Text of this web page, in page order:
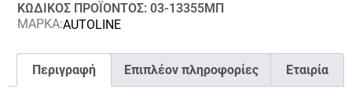
ΚΩΔΙΚΟΣ ΠΡΟΪΟΝΤΟΣ: 03-13355ΜΠ
ΜΑΡΚΑ:AUTOLINE
Περιγραφή Επιπλέον πληροφορίες Εταιρία